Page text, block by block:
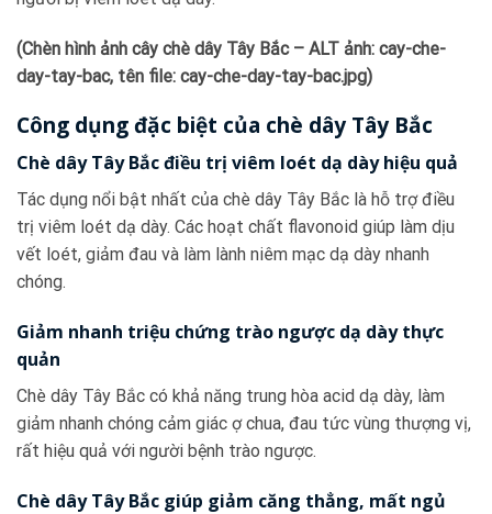
(Chèn hình ảnh cây chè dây Tây Bắc – ALT ảnh: cay-che-
day-tay-bac, tên file: cay-che-day-tay-bac.jpg)
Công dụng đặc biệt của chè dây Tây Bắc
Chè dây Tây Bắc điều trị viêm loét dạ dày hiệu quả
Tác dụng nổi bật nhất của chè dây Tây Bắc là hỗ trợ điều
trị viêm loét dạ dày. Các hoạt chất flavonoid giúp làm dịu
vết loét, giảm đau và làm lành niêm mạc dạ dày nhanh
chóng.
Giảm nhanh triệu chứng trào ngược dạ dày thực
quản
Chè dây Tây Bắc có khả năng trung hòa acid dạ dày, làm
giảm nhanh chóng cảm giác ợ chua, đau tức vùng thượng vị,
rất hiệu quả với người bệnh trào ngược.
Chè dây Tây Bắc giúp giảm căng thẳng, mất ngủ